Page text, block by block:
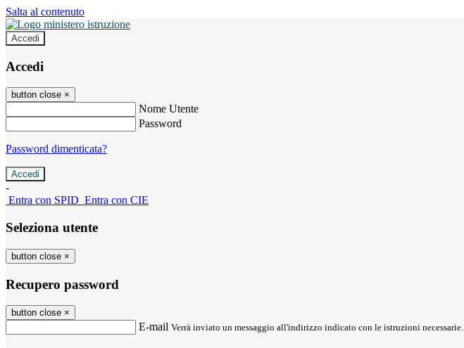
Salta al contenuto
Accedi
Accedi
button close ×
Nome Utente
Password
Password dimenticata?
-
Entra con SPID Entra con CIE
Seleziona utente
button close ×
Recupero password
button close ×
E-mail Verrà inviato un messaggio all'indirizzo indicato con le istruzioni necessarie.